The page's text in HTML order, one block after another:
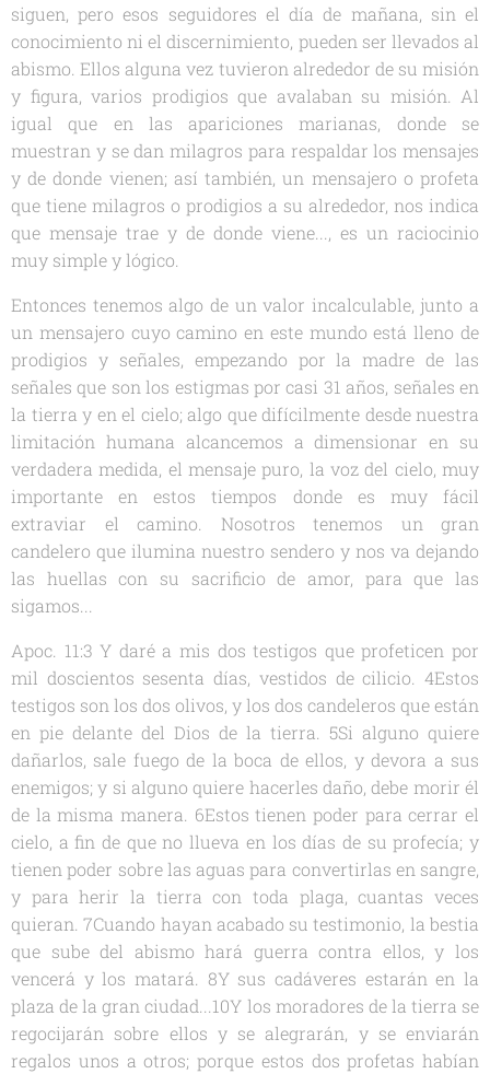
siguen, pero esos seguidores el día de mañana, sin el
conocimiento ni el discernimiento, pueden ser llevados al
abismo. Ellos alguna vez tuvieron alrededor de su misión
y figura, varios prodigios que avalaban su misión. Al
igual que en las apariciones marianas, donde se
muestran y se dan milagros para respaldar los mensajes
y de donde vienen; así también, un mensajero o profeta
que tiene milagros o prodigios a su alrededor, nos indica
que mensaje trae y de donde viene..., es un raciocinio
muy simple y lógico.
Entonces tenemos algo de un valor incalculable, junto a
un mensajero cuyo camino en este mundo está lleno de
prodigios y señales, empezando por la madre de las
señales que son los estigmas por casi 31 años, señales en
la tierra y en el cielo; algo que difícilmente desde nuestra
limitación humana alcancemos a dimensionar en su
verdadera medida, el mensaje puro, la voz del cielo, muy
importante en estos tiempos donde es muy fácil
extraviar el camino. Nosotros tenemos un gran
candelero que ilumina nuestro sendero y nos va dejando
las huellas con su sacrificio de amor, para que las
sigamos...
Apoc. 11:3 Y daré a mis dos testigos que profeticen por
mil doscientos sesenta días, vestidos de cilicio. 4Estos
testigos son los dos olivos, y los dos candeleros que están
en pie delante del Dios de la tierra. 5Si alguno quiere
dañarlos, sale fuego de la boca de ellos, y devora a sus
enemigos; y si alguno quiere hacerles daño, debe morir él
de la misma manera. 6Estos tienen poder para cerrar el
cielo, a fin de que no llueva en los días de su profecía; y
tienen poder sobre las aguas para convertirlas en sangre,
y para herir la tierra con toda plaga, cuantas veces
quieran. 7Cuando hayan acabado su testimonio, la bestia
que sube del abismo hará guerra contra ellos, y los
vencerá y los matará. 8Y sus cadáveres estarán en la
plaza de la gran ciudad...10Y los moradores de la tierra se
regocijarán sobre ellos y se alegrarán, y se enviarán
regalos unos a otros; porque estos dos profetas habían